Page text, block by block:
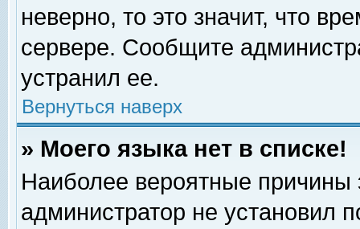
неверно, то это значит, что
сервере. Сообщите
устранил ее.
Вернуться наверх
» Моего языка нет в списке!
Наиболее вероятные причины
администратор не установил